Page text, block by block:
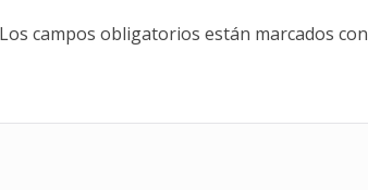
Los campos obligatorios están marcados con